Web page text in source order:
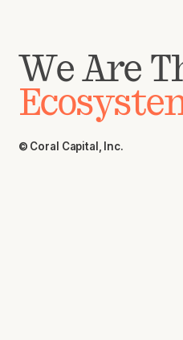
We Are
© Coral Capital, Inc.